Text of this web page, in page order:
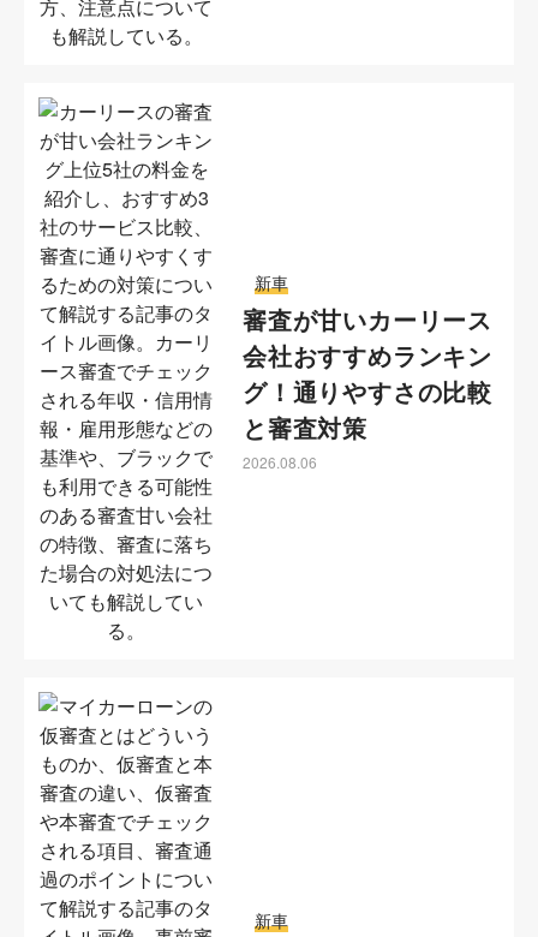
新車
審査が甘いカーリース
会社おすすめランキン
グ！通りやすさの比較
と審査対策
2026.08.06
新車